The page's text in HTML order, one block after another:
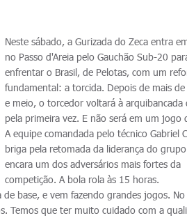
Neste sábado, a Gurizada do Zeca entra
no Passo d'Areia pelo Gauchão Sub-20
enfrentar o Brasil, de Pelotas, com um
fundamental: a torcida. Depois de mais
e meio, o torcedor voltará à arquibancada
pela primeira vez. E não será em um jogo
A equipe comandada pelo técnico Gabriel
briga pela retomada da liderança do
encara um dos adversários mais fortes da
competição. A bola rola às 15 horas.
base, e vem fazendo grandes jogos. No
Temos que ter muito cuidado com a